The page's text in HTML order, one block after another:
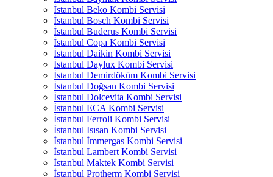
İstanbul Beko Kombi Servisi
İstanbul Bosch Kombi Servisi
İstanbul Buderus Kombi Servisi
İstanbul Copa Kombi Servisi
İstanbul Daikin Kombi Servisi
İstanbul Daylux Kombi Servisi
İstanbul Demirdöküm Kombi Servisi
İstanbul Doğsan Kombi Servisi
İstanbul Dolcevita Kombi Servisi
İstanbul ECA Kombi Servisi
İstanbul Ferroli Kombi Servisi
İstanbul Isısan Kombi Servisi
İstanbul İmmergas Kombi Servisi
İstanbul Lambert Kombi Servisi
İstanbul Maktek Kombi Servisi
İstanbul Protherm Kombi Servisi